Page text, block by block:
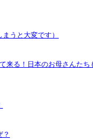
うと大変です）
来る！日本のお母さんたち
？